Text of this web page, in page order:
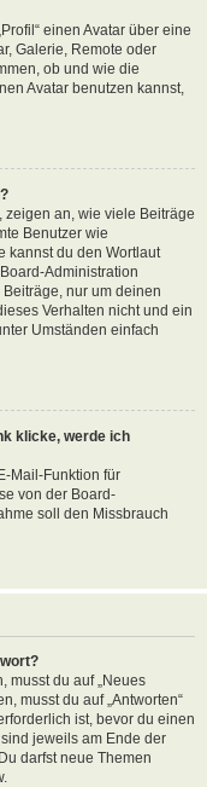
einen Avatar über eine
Galerie, Remote oder
ob und wie die
Avatar benutzen kannst,
an, wie viele Beiträge
Benutzer wie
kannst du den Wortlaut
Administration
nur um deinen
Verhalten nicht und ein
Umständen einfach
klicke, werde ich
Mail-Funktion für
von der Board-
soll den Missbrauch
musst du auf „Neues
musst du auf „Antworten“
ist, bevor du einen
jeweils am Ende der
darfst neue Themen